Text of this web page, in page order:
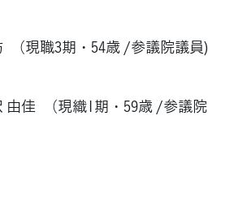
（現職3期・54歳 /参議院議員)
由佳 （現織1期・59歳 /参議院